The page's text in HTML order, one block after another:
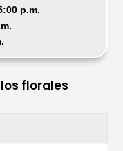
p.m.
florales